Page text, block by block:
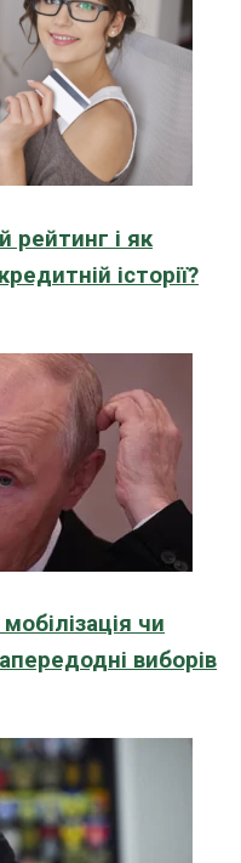
рейтинг і як
історії?
чи
виборів